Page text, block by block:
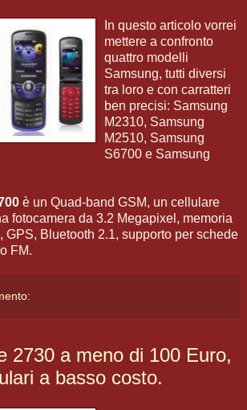
In questo articolo vorrei
mettere a confronto
quattro modelli
Samsung, tutti diversi
tra loro e con carratteri
ben precisi: Samsung
M2310, Samsung
M2510, Samsung
S6700 e Samsung
è un Quad-band GSM, un cellulare
fotocamera da 3.2 Megapixel, memoria
GPS, Bluetooth 2.1, supporto per schede
FM.
2730 a meno di 100 Euro,
a basso costo.